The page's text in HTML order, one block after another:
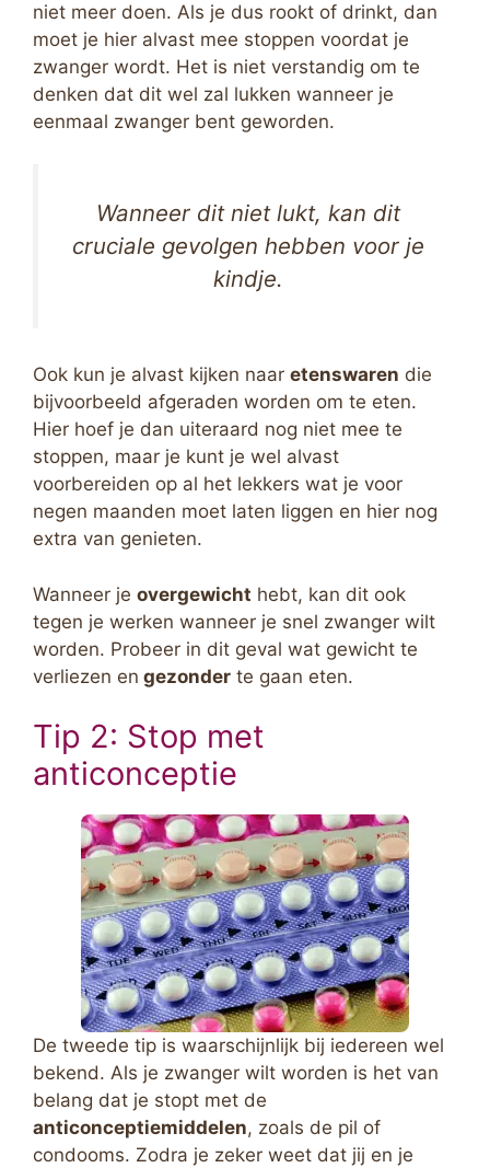
niet meer doen. Als je dus rookt of drinkt, dan
moet je hier alvast mee stoppen voordat je
zwanger wordt. Het is niet verstandig om te
denken dat dit wel zal lukken wanneer je
eenmaal zwanger bent geworden.
Wanneer dit niet lukt, kan dit
cruciale gevolgen hebben voor je
kindje.
Ook kun je alvast kijken naar etenswaren die
bijvoorbeeld afgeraden worden om te eten.
Hier hoef je dan uiteraard nog niet mee te
stoppen, maar je kunt je wel alvast
voorbereiden op al het lekkers wat je voor
negen maanden moet laten liggen en hier nog
extra van genieten.
Wanneer je overgewicht hebt, kan dit ook
tegen je werken wanneer je snel zwanger wilt
worden. Probeer in dit geval wat gewicht te
verliezen en gezonder te gaan eten.
Tip 2: Stop met
anticonceptie
De tweede tip is waarschijnlijk bij iedereen wel
bekend. Als je zwanger wilt worden is het van
belang dat je stopt met de
anticonceptiemiddelen, zoals de pil of
condooms. Zodra je zeker weet dat jij en je